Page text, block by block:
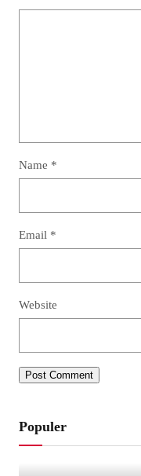
Name *
Email *
Website
Populer